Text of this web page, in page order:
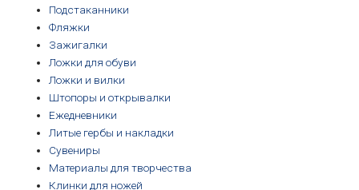
Подстаканники
Фляжки
Зажигалки
Ложки для обуви
Ложки и вилки
Штопоры и открывалки
Ежедневники
Литые гербы и накладки
Сувениры
Материалы для творчества
Клинки для ножей